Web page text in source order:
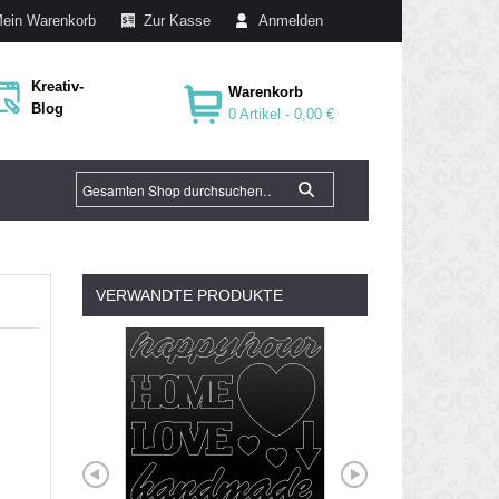
Warenkorb Zur Kasse Anmelden
Kreativ-
Blog
Warenkorb
0 Artikel -0,00 €
VERWANDTE PRODUKTE